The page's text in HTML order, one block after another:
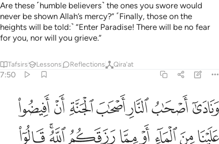
Are these ˹humble believers˺ the ones you swore would
never be shown Allah’s mercy?” ˹Finally, those on the
heights will be told:˺ “Enter Paradise! There will be no fear
for you, nor will you grieve.”
Tafsirs Lessons Reflections Qira'at
7:50
ونادى اصحاب النار اصحاب الجنة ان افيضوا علينا من الماء او مما
وَنَادَىٰٓ أَصْحَـٰبُ ٱلنَّارِ أَصْحَـٰبَ ٱلْجَنَّةِ أَنْ أَفِيضُوا۟ عَلَيْنَا مِنَ
ﲰﲱﲲﲳﲴﲵﲶ
ﲷﲸﲹ ﲺﲻﲼﲽﲾﲿ